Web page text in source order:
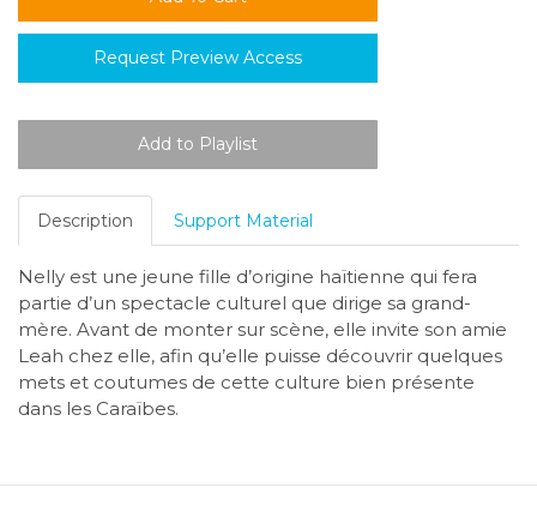
Request Preview Access
Description Support Material
Nelly est une jeune fille d’origine haïtienne qui fera
partie d’un spectacle culturel que dirige sa grand-
mère. Avant de monter sur scène, elle invite son amie
Leah chez elle, afin qu’elle puisse découvrir quelques
mets et coutumes de cette culture bien présente
dans les Caraïbes.